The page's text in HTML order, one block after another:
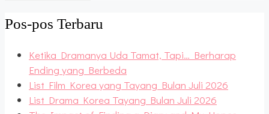
Pos-pos Terbaru
Ketika Dramanya Uda Tamat, Tapi… Berharap
Ending yang Berbeda
List Film Korea yang Tayang Bulan Juli 2026
List Drama Korea Tayang Bulan Juli 2026